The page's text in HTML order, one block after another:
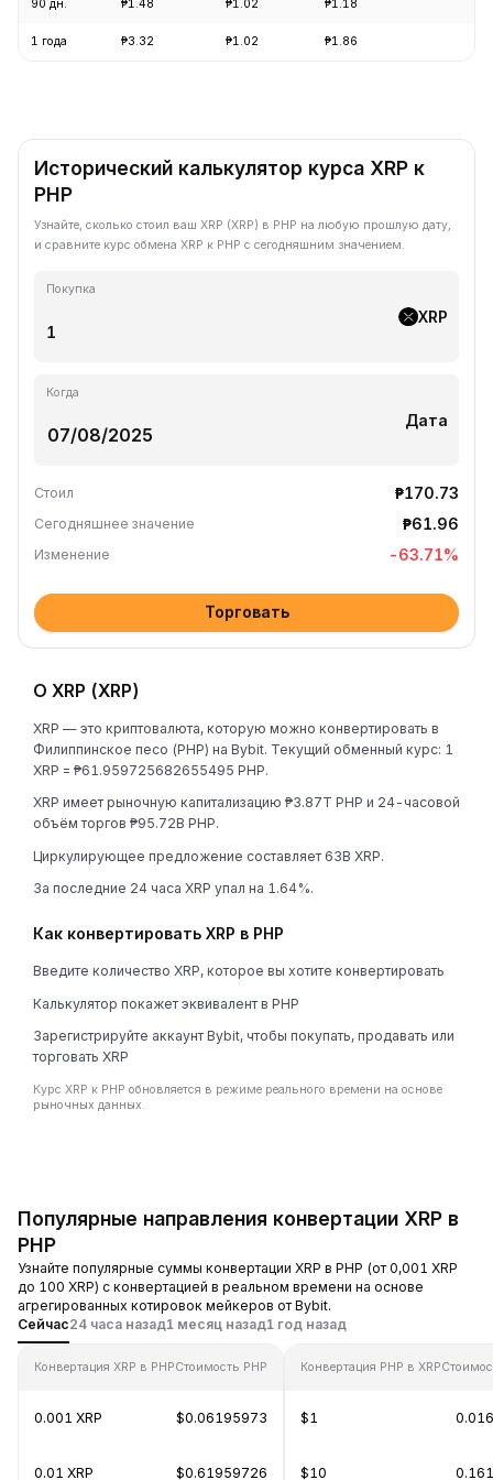
90 дн. ₱1.48 ₱1.02 ₱1.18
1 года ₱3.32 ₱1.02 ₱1.86
Исторический калькулятор курса XRP к
PHP
Узнайте, сколько стоил ваш XRP (XRP) в PHP на любую прошлую дату,
и сравните курс обмена XRP к PHP с сегодняшним значением.
Покупка
XRP
Когда
Дата
Стоил ₱170.73
Сегодняшнее значение ₱61.96
Изменение -63.71%
Торговать
О XRP (XRP)
XRP — это криптовалюта, которую можно конвертировать в
Филиппинское песо (PHP) на Bybit. Текущий обменный курс: 1
XRP = ₱61.959725682655495 PHP.
XRP имеет рыночную капитализацию ₱3.87T PHP и 24-часовой
объём торгов ₱95.72B PHP.
Циркулирующее предложение составляет 63B XRP.
За последние 24 часа XRP упал на 1.64%.
Как конвертировать XRP в PHP
Введите количество XRP, которое вы хотите конвертировать
Калькулятор покажет эквивалент в PHP
Зарегистрируйте аккаунт Bybit, чтобы покупать, продавать или
торговать XRP
Курс XRP к PHP обновляется в режиме реального времени на основе
рыночных данных.
Популярные направления конвертации XRP в
PHP
Узнайте популярные суммы конвертации XRP в PHP (от 0,001 XRP
до 100 XRP) с конвертацией в реальном времени на основе
агрегированных котировок мейкеров от Bybit.
Сейчас24 часа назад1 месяц назад1 год назад
Конвертация XRP в PHPСтоимость PHP
0.001 XRP $0.06195973
0.01 XRP $0.61959726
Конвертация PHP в XRP
$1
$10